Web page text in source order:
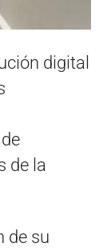
digital
de la
de su